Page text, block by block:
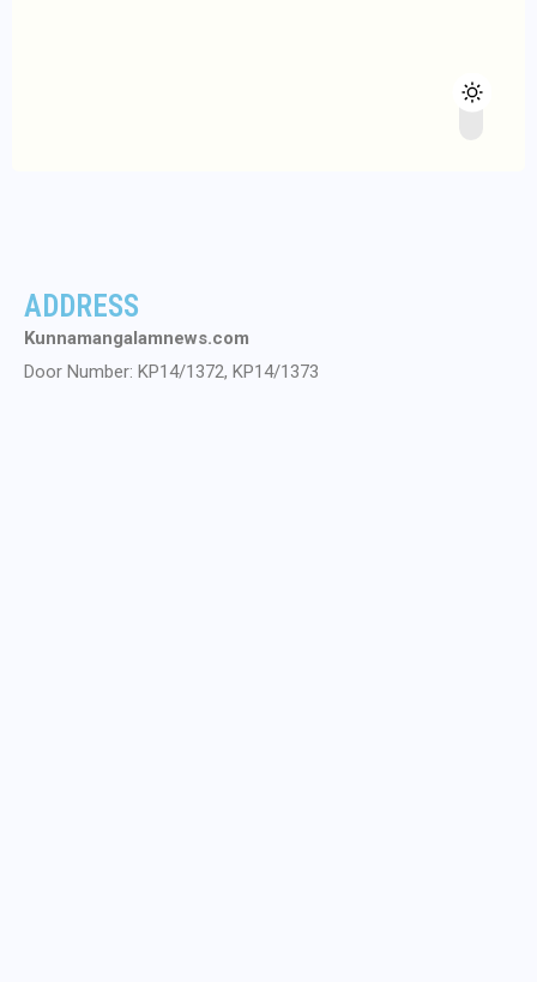
ADDRESS
Kunnamangalamnews.com
Door Number: KP14/1372, KP14/1373